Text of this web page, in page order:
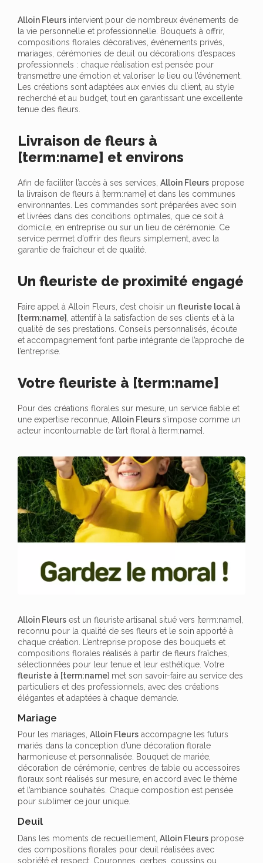
Alloin Fleurs intervient pour de nombreux événements de
la vie personnelle et professionnelle. Bouquets à offrir,
compositions florales décoratives, événements privés,
mariages, cérémonies de deuil ou décorations d’espaces
professionnels : chaque réalisation est pensée pour
transmettre une émotion et valoriser le lieu ou l’événement.
Les créations sont adaptées aux envies du client, au style
recherché et au budget, tout en garantissant une excellente
tenue des fleurs.
Livraison de fleurs à
[term:name] et environs
Afin de faciliter l’accès à ses services, Alloin Fleurs propose
la livraison de fleurs à [term:name] et dans les communes
environnantes. Les commandes sont préparées avec soin
et livrées dans des conditions optimales, que ce soit à
domicile, en entreprise ou sur un lieu de cérémonie. Ce
service permet d’offrir des fleurs simplement, avec la
garantie de fraîcheur et de qualité.
Un fleuriste de proximité engagé
Faire appel à Alloin Fleurs, c’est choisir un fleuriste local à
[term:name]
, attentif à la satisfaction de ses clients et à la
qualité de ses prestations. Conseils personnalisés, écoute
et accompagnement font partie intégrante de l’approche de
l’entreprise.
Votre fleuriste à [term:name]
Pour des créations florales sur mesure, un service fiable et
une expertise reconnue, Alloin Fleurs s’impose comme un
acteur incontournable de l’art floral à [term:name].
Alloin Fleurs est un fleuriste artisanal situé vers [term:name],
reconnu pour la qualité de ses fleurs et le soin apporté à
chaque création. L’entreprise propose des bouquets et
compositions florales réalisés à partir de fleurs fraîches,
sélectionnées pour leur tenue et leur esthétique. Votre
fleuriste à [term:name] met son savoir-faire au service des
particuliers et des professionnels, avec des créations
élégantes et adaptées à chaque demande.
Mariage
Pour les mariages, Alloin Fleurs accompagne les futurs
mariés dans la conception d’une décoration florale
harmonieuse et personnalisée. Bouquet de mariée,
décoration de cérémonie, centres de table ou accessoires
floraux sont réalisés sur mesure, en accord avec le thème
et l’ambiance souhaités. Chaque composition est pensée
pour sublimer ce jour unique.
Deuil
Dans les moments de recueillement, Alloin Fleurs propose
des compositions florales pour deuil réalisées avec
sobriété et respect. Couronnes, gerbes, coussins ou